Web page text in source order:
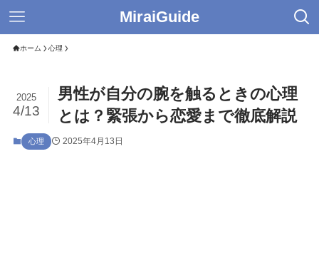
MiraiGuide
ホーム 心理
男性が自分の腕を触るときの心理
とは？緊張から恋愛まで徹底解説
2025
4/13
心理 2025年4月13日